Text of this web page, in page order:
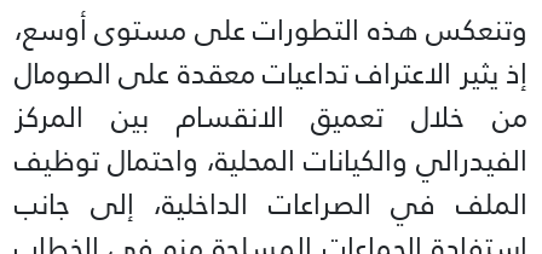
وتنعكس هذه التطورات على مستوى أوسع،
إذ يثير الاعتراف تداعيات معقدة على الصومال
من خلال تعميق الانقسام بين المركز
الفيدرالي والكيانات المحلية، واحتمال توظيف
الملف في الصراعات الداخلية، إلى جانب